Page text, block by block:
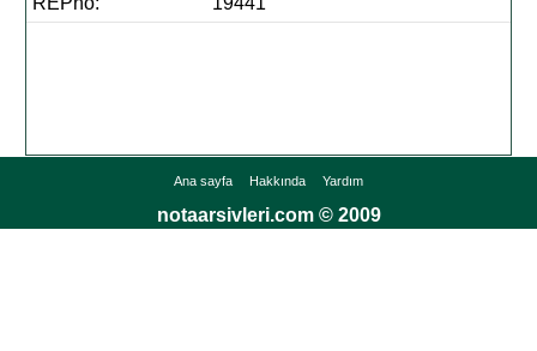
Ana sayfa Hakkında Yardım
notaarsivleri.com © 2009